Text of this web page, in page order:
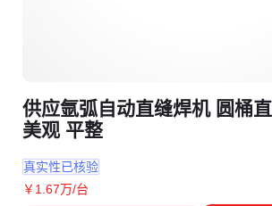
供应氩弧自动直缝焊机 圆桶
美观 平整
真实性已核验
￥ 1.67万/台